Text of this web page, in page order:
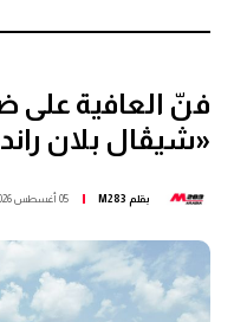
فنّ العافية على
«شيڤال بلان
بقلم M283 05 أغسطس 2026